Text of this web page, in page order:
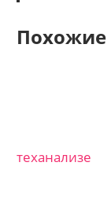
Похожие
теханализе